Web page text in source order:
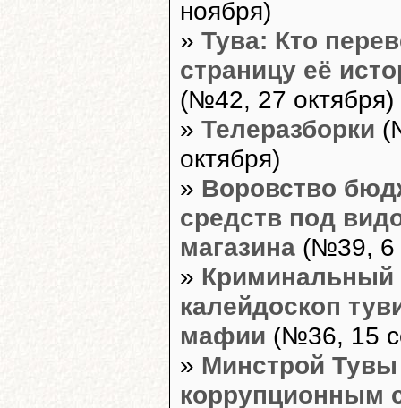
ноября)
» Тува: Кто
страницу её
(№42, 27 октября)
» Телеразборки
октября)
» Воровство
средств под
магазина (№39, 6
» Криминальный
калейдоскоп
мафии (№36, 15
» Минстрой Тувы
коррупционным